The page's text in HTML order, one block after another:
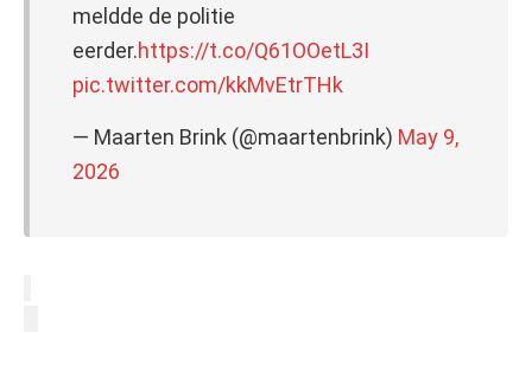
meldde de politie
eerder.https://t.co/Q61OOetL3I
pic.twitter.com/kkMvEtrTHk
— Maarten Brink (@maartenbrink) May 9,
2026